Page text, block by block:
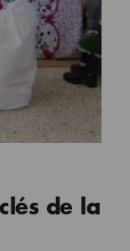
de la